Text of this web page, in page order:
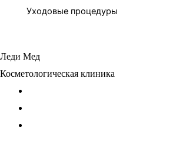
Уходовые процедуры
Леди Мед
Косметологическая клиника